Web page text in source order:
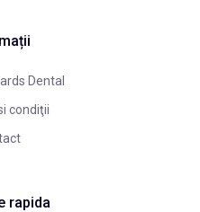
Dental
condiţii
rapida